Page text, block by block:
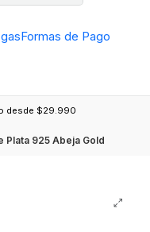
Formas de Pago
desde $29.990
Plata 925 Abeja Gold